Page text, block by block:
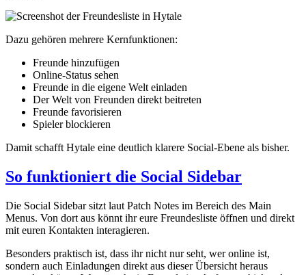
Dazu gehören mehrere Kernfunktionen:
Freunde hinzufügen
Online-Status sehen
Freunde in die eigene Welt einladen
Der Welt von Freunden direkt beitreten
Freunde favorisieren
Spieler blockieren
Damit schafft Hytale eine deutlich klarere Social-Ebene als bisher.
So funktioniert die Social Sidebar
Die Social Sidebar sitzt laut Patch Notes im Bereich des Main
Menus. Von dort aus könnt ihr eure Freundesliste öffnen und direkt
mit euren Kontakten interagieren.
Besonders praktisch ist, dass ihr nicht nur seht, wer online ist,
sondern auch Einladungen direkt aus dieser Übersicht heraus